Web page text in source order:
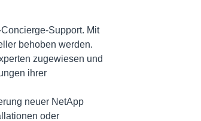
Support. Mit
neuer NetApp